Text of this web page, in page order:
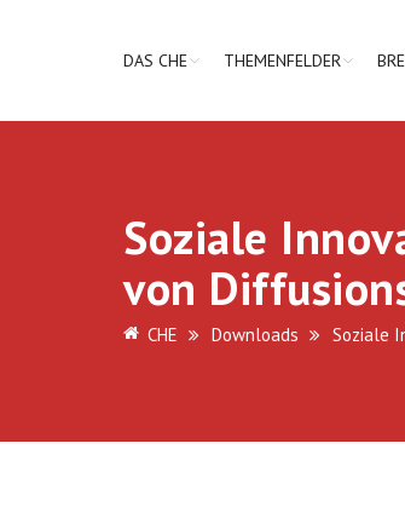
DAS CHE THEMENFELDER
Soziale
von
CHE Downloads Soziale